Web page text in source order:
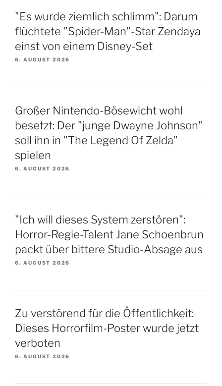
"Es wurde ziemlich schlimm": Darum
flüchtete "Spider-Man"-Star Zendaya
einst von einem Disney-Set
6. AUGUST 2026
Großer Nintendo-Bösewicht wohl
besetzt: Der "junge Dwayne Johnson"
soll ihn in "The Legend Of Zelda"
spielen
6. AUGUST 2026
"Ich will dieses System zerstören":
Horror-Regie-Talent Jane Schoenbrun
packt über bittere Studio-Absage aus
6. AUGUST 2026
Zu verstörend für die Öffentlichkeit:
Dieses Horrorfilm-Poster wurde jetzt
verboten
6. AUGUST 2026